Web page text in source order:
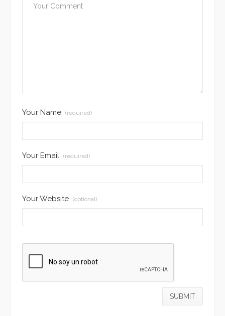
Your Name (required)
Your Email (required)
Your Website (optional)